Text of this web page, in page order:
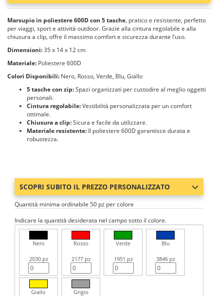
Marsupio in poliestere 600D con 5 tasche, pratico e resistente, perfetto
per viaggi, sport e attività outdoor. Grazie alla cintura regolabile e alla
chiusura a clip, offre il massimo comfort e sicurezza durante l’uso.
Dimensioni:35 x 14 x 12 cm
Materiale: Poliestere 600D
Colori Disponibili: Nero, Rosso, Verde, Blu, Giallo
5 tasche con zip:Spazi organizzati per custodire al meglio oggetti
personali.
Cintura regolabile:Vestibilità personalizzata per un comfort
ottimale.
Chiusura a clip:Sicura e facile da utilizzare.
Materiale resistente: Il poliestere 600D garantisce durata e
robustezza.
SCOPRI SUBITO IL PREZZO PERSONALIZZATO
Quantità minima ordinabile 50 pz per colore
Indicare la quantità desiderata nel campo sotto il colore.
Nero
2030 pz
Rosso
2177 pz
Verde
1951 pz
Blu
3846 pz
Giallo Grigio